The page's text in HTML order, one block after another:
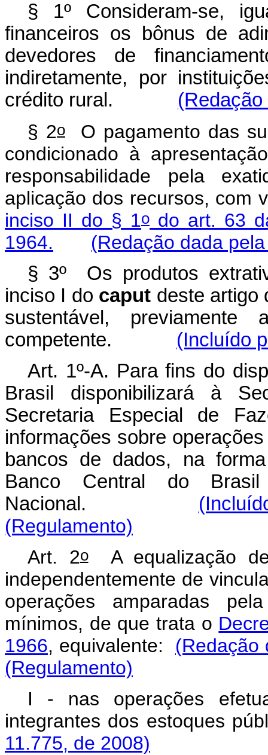
§ 1º Consideram-se,
financeiros os bônus de
devedores de
indiretamente, por
crédito rural.
(Redação
§ 2o O pagamento das
condicionado à
responsabilidade pela
aplicação dos recursos, com
inciso II do § 1o do art. 63
1964.
(Redação dada
§ 3º Os produtos
inciso I do caput deste artigo
sustentável, previamente
competente. (Incluído
Art. 1º-A. Para fins do
Brasil disponibilizará à
Secretaria Especial de
informações sobre
bancos de dados, na
Banco Central do
Nacional.
(Regulamento)
Art. 2oA equalização de
independentemente de
operações amparadas
mínimos, de que trata o
1966, equivalente: (Redação
(Regulamento)
I - nas operações
integrantes dos estoques
11.775, de 2008)